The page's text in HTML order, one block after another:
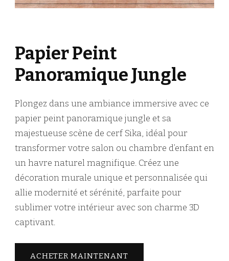
Papier Peint
Panoramique Jungle
Plongez dans une ambiance immersive avec ce
papier peint panoramique jungle et sa
majestueuse scène de cerf Sika, idéal pour
transformer votre salon ou chambre d’enfant en
un havre naturel magnifique. Créez une
décoration murale unique et personnalisée qui
allie modernité et sérénité, parfaite pour
sublimer votre intérieur avec son charme 3D
captivant.
ACHETER MAINTENANT